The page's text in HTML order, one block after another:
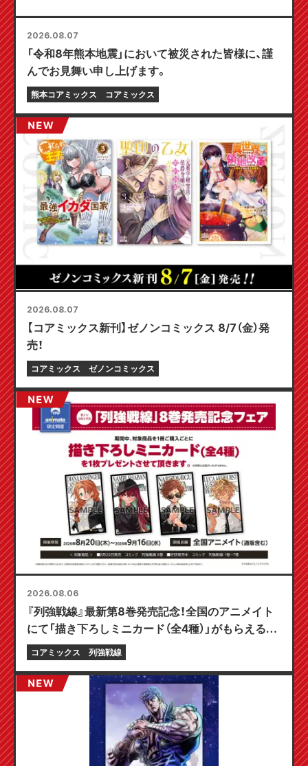
2026.08.07
「令和8年熊本地震」において被災された皆様に、謹
んでお見舞い申し上げます。
熊本コアミックス コアミックス
2026.08.07
【コアミックス新刊】ゼノンコミックス 8/7（金）発
売！
コアミックス ゼノンコミックス
2026.08.06
『列強戦線』最新第8巻発売記念！全国のアニメイト
にて「描き下ろしミニカード（全4種）」がもらえる限
定フェアが8月20日より開催決定！
コアミックス 列強戦線